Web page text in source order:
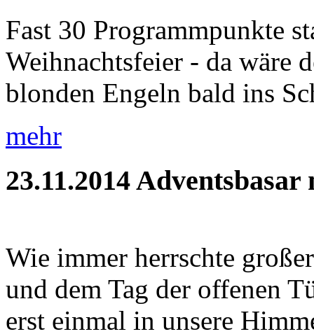
Fast 30 Programmpunkte
Weihnachtsfeier - da wäre
blonden Engeln bald ins
mehr
23.11.2014Adventsbasar
Wie immer herrschte
und dem Tag der offenen
erst einmal in unsere